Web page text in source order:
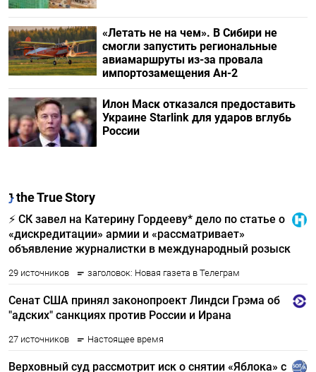
«Летать не на чем». В Сибири не
смогли запустить региональные
авиамаршруты из-за провала
импортозамещения Ан-2
Илон Маск отказался предоставить
Украине Starlink для ударов вглубь
России